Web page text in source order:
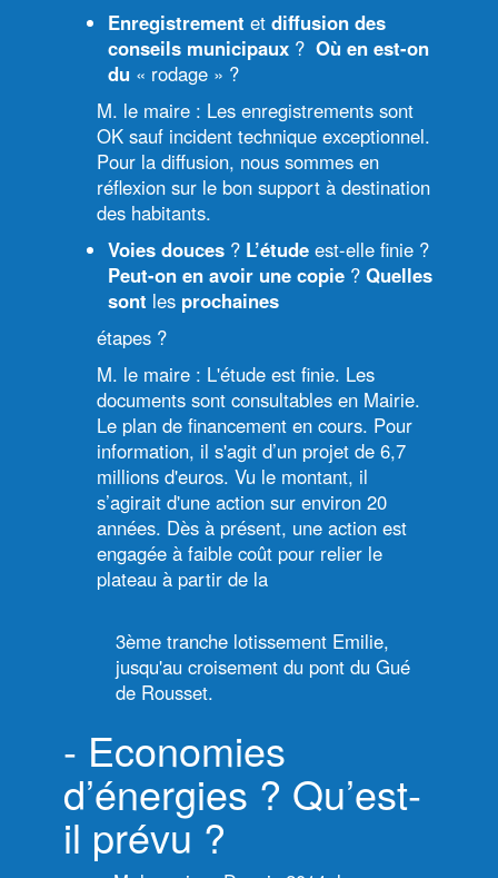
Enregistrement et diffusion des
conseils municipaux ? Où en est-on
du « rodage » ?
M. le maire : Les enregistrements sont
OK sauf incident technique exceptionnel.
Pour la diffusion, nous sommes en
réflexion sur le bon support à destination
des habitants.
Voies douces ? L’étude est-elle finie ?
Peut-on en avoir une copie ? Quelles
sont les prochaines
étapes ?
M. le maire : L'étude est finie. Les
documents sont consultables en Mairie.
Le plan de financement en cours. Pour
information, il s'agit d’un projet de 6,7
millions d'euros. Vu le montant, il
s’agirait d'une action sur environ 20
années. Dès à présent, une action est
engagée à faible coût pour relier le
plateau à partir de la
3ème tranche lotissement Emilie,
jusqu'au croisement du pont du Gué
de Rousset.
- Economies
d’énergies ? Qu’est-
il prévu ?